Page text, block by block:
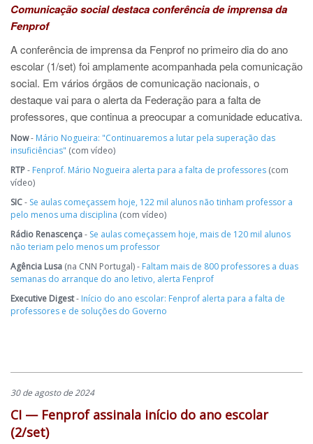
Comunicação social destaca conferência de imprensa da
Fenprof
A conferência de imprensa da Fenprof no primeiro dia do ano
escolar (1/set) foi amplamente acompanhada pela comunicação
social. Em vários órgãos de comunicação nacionais, o
destaque vai para o alerta da Federação para a falta de
professores, que continua a preocupar a comunidade educativa.
Now- Mário Nogueira: "Continuaremos a lutar pela superação das
insuficiências" (com vídeo)
RTP- Fenprof. Mário Nogueira alerta para a falta de professores (com
vídeo)
SIC- Se aulas começassem hoje, 122 mil alunos não tinham professor a
pelo menos uma disciplina (com vídeo)
Rádio Renascença- Se aulas começassem hoje, mais de 120 mil alunos
não teriam pelo menos um professor
Agência Lusa (na CNN Portugal) - Faltam mais de 800 professores a duas
semanas do arranque do ano letivo, alerta Fenprof
Executive Digest- Início do ano escolar: Fenprof alerta para a falta de
professores e de soluções do Governo
30 de agosto de 2024
CI — Fenprof assinala início do ano escolar
(2/set)